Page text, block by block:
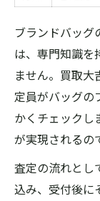
ブランドバッグ
は、専門知識を
ません。買取
定員がバッグの
かくチェックし
が実現されるの
査定の流れとし
込み、受付後に